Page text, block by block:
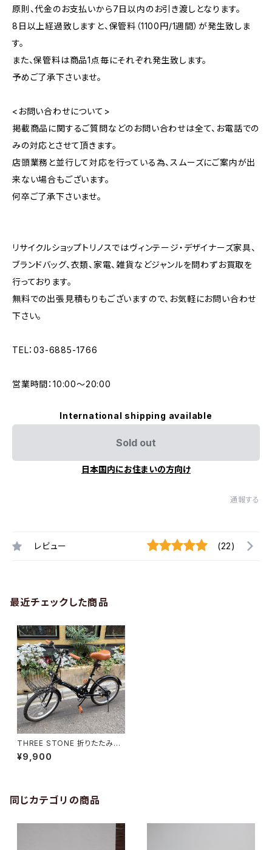
原則、代金のお支払いから7日以内のお引き渡しとなります。
8日以上経過致しますと、保管料（1100円/1週間）が発生致しま
す。
また、保管料は商品1点毎にそれぞれ発生致します。
予めご了承下さいませ。
<お問い合わせについて>
掲載商品に関するご質問などのお問い合わせは全て、お電話での
みの対応とさせて頂きます。
店頭業務と並行して対応を行っている為、スムーズにご案内が出
来ない場合もございます。
何卒ご了承下さいませ。
リサイクルショップトリノスではヴィンテージ・デザイナーズ家具、
ブランドバッグ、衣類、家電、雑貨などジャンルを問わずお買取を
行っております。
無料での出張見積もりもございますので、お気軽にお問い合わせ
下さい。
TEL：03-6885-1766
営業時間：10:00〜20:00
International shipping available
Sold out
日本国内にお住まいの方向け
通報する
レビュー (22)
最近チェックした商品
THREE STONE 折りたたみ自
転車
¥9,900
同じカテゴリの商品